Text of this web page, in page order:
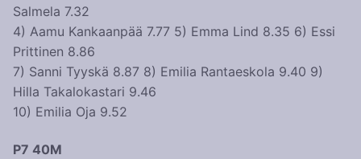
Salmela 7.32
4) Aamu Kankaanpää 7.77 5) Emma Lind 8.35 6) Essi
Prittinen 8.86
7) Sanni Tyyskä 8.87 8) Emilia Rantaeskola 9.40 9)
Hilla Takalokastari 9.46
10) Emilia Oja 9.52
P7 40M